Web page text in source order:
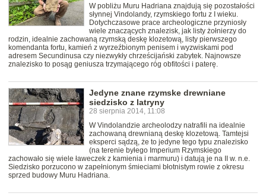
W pobliżu Muru Hadriana znajdują się pozostałości
słynnej Vindolandy, rzymskiego fortu z I wieku.
Dotychczasowe prace archeologiczne przyniosły
wiele znaczących znalezisk, jak listy żołnierzy do
rodzin, idealnie zachowaną rzymską deskę klozetową, listy pierwszego
komendanta fortu, kamień z wyrzeźbionym penisem i wyzwiskami pod
adresem Secundinusa czy niezwykły chrześcijański zabytek. Najnowsze
znalezisko to posąg geniusza trzymającego róg obfitości i paterę.
Jedyne znane rzymske drewniane
siedzisko z latryny
28 sierpnia 2014, 11:08
W Vindolandzie archeolodzy natrafili na idealnie
zachowaną drewnianą deskę klozetową. Tamtejsi
eksperci sądzą, że to jedyne tego typu znalezisko
(na terenie byłego Imperium Rzymskiego
zachowało się wiele ławeczek z kamienia i marmuru) i datują je na II w. n.e.
Siedzisko porzucono w zapełnionym śmieciami błotnistym rowie z okresu
sprzed budowy Muru Hadriana.